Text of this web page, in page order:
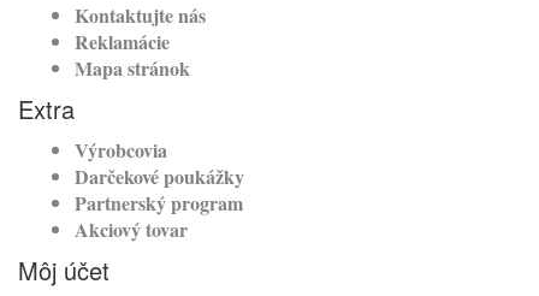
Kontaktujte nás
Reklamácie
Mapa stránok
Extra
Výrobcovia
Darčekové poukážky
Partnerský program
Akciový tovar
Môj účet